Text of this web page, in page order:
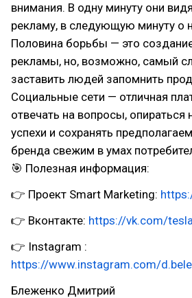
внимания. В одну минуту они
рекламу, в следующую минуту о
Половина борьбы — это
рекламы, но, возможно, самый
заставить людей запомнить
Социальные сети — отличная
отвечать на вопросы,
успехи и сохранять
бренда свежим в умах
🎯 Полезная информация:
👉 Проект Smart Marketing:
👉 Вконтакте: https://vk.com/
👉 Instagram :
https://www.instagram.com/
Блеженко Дмитрий